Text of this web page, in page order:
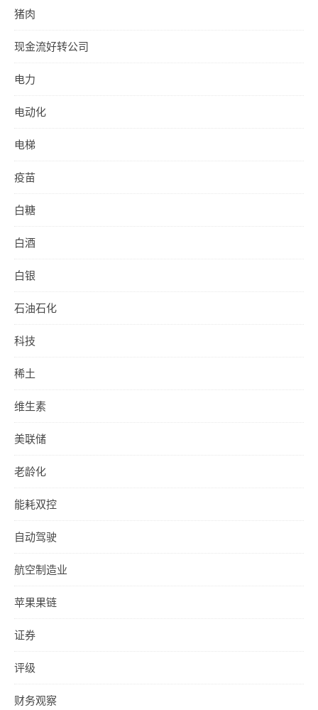
猪肉
现金流好转公司
电力
电动化
电梯
疫苗
白糖
白酒
白银
石油石化
科技
稀土
维生素
美联储
老龄化
能耗双控
自动驾驶
航空制造业
苹果果链
证券
评级
财务观察